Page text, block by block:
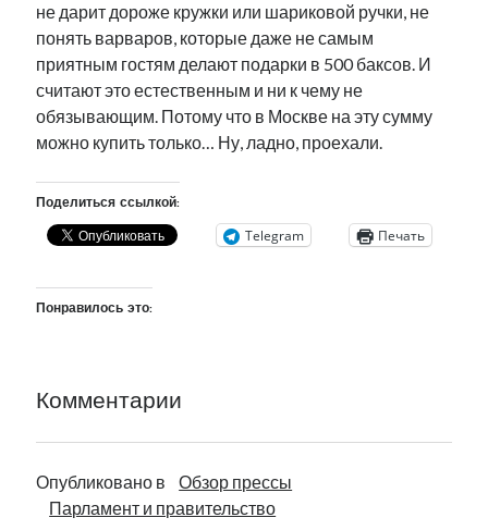
не дарит дороже кружки или шариковой ручки, не
понять варваров, которые даже не самым
приятным гостям делают подарки в 500 баксов. И
считают это естественным и ни к чему не
обязывающим. Потому что в Москве на эту сумму
можно купить только… Ну, ладно, проехали.
Поделиться ссылкой:
Telegram Печать
Понравилось это:
Комментарии
Опубликовано в
Обзор прессы
Парламент и правительство